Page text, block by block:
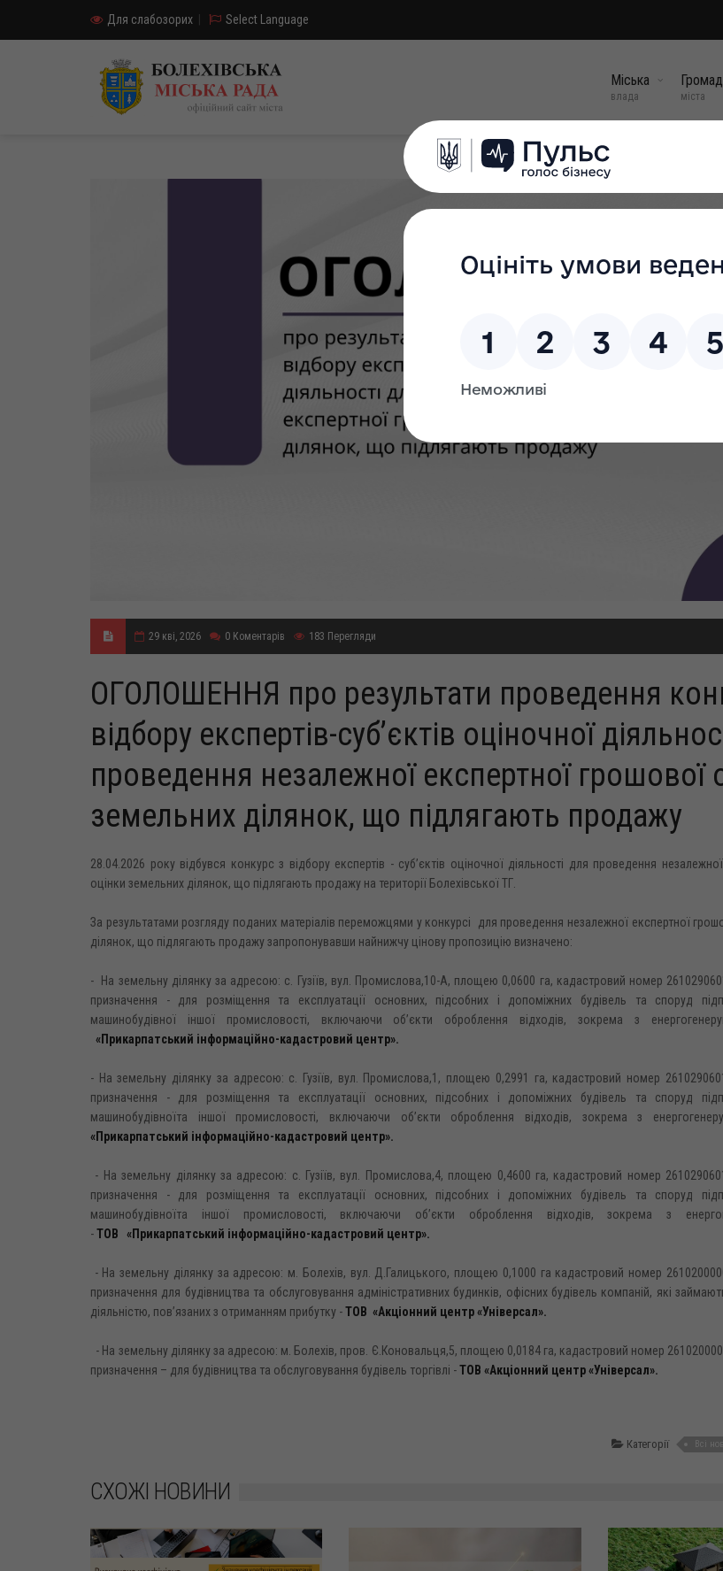
Для слабозорих Select Language
Міська
влада міста
29 кві, 2026 0 Коментарів 183 Перегляди
ОГОЛОШЕННЯ про результати проведення
відбору експертів-суб’єктів оціночної
проведення незалежної експертної грошової
земельних ділянок, що підлягають продажу
28.04.2026 року відбувся конкурс з відбору експертів - суб’єктів оціночної діяльності для проведення
оцінки земельних ділянок, що підлягають продажу на території Болехівської ТГ.
За результатами розгляду поданих матеріалів переможцями у конкурсі для проведення незалежної експертної
ділянок, що підлягають продажу запропонувавши найнижчу цінову пропозицію визначено:
- На земельну ділянку за адресою: с. Гузіїв, вул. Промислова,10-А, площею 0,0600 га, кадастровий номер
призначення - для розміщення та експлуатації основних, підсобних і допоміжних будівель та споруд
машинобудівної іншої промисловості, включаючи об’єкти оброблення відходів, зокрема з
«Прикарпатський інформаційно-кадастровий центр».
- На земельну ділянку за адресою: с. Гузіїв, вул. Промислова,1, площею 0,2991 га, кадастровий номер
призначення - для розміщення та експлуатації основних, підсобних і допоміжних будівель та споруд
машинобудівноїта іншої промисловості, включаючи об’єкти оброблення відходів, зокрема з
«Прикарпатський інформаційно-кадастровий центр».
- На земельну ділянку за адресою: с. Гузіїв, вул. Промислова,4, площею 0,4600 га, кадастровий номер
призначення - для розміщення та експлуатації основних, підсобних і допоміжних будівель та споруд
машинобудівноїта іншої промисловості, включаючи об’єкти оброблення відходів, зокрема з
-ТОВ «Прикарпатський інформаційно-кадастровий центр».
- На земельну ділянку за адресою: м. Болехів, вул. Д.Галицького, площею 0,1000 га кадастровий номер
призначення для будівництва та обслуговування адміністративних будинків, офісних будівель компаній, які
діяльністю, пов’язаних з отриманням прибутку -ТОВ «Акціонний центр «Універсал».
- На земельну ділянку за адресою: м. Болехів, пров. Є.Коновальця,5, площею 0,0184 га, кадастровий номер
призначення – для будівництва та обслуговування будівель торгівлі -ТОВ «Акціонний центр «Універсал».
Категорії Всі
СХОЖІ НОВИНИ